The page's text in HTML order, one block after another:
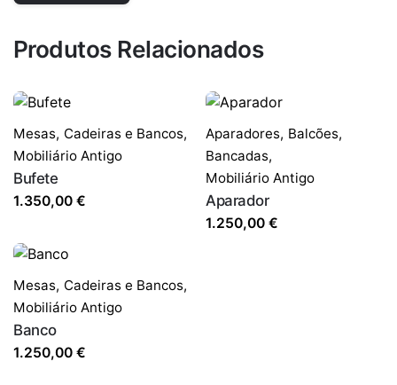
Produtos Relacionados
Mesas, Cadeiras e Bancos,
Mobiliário Antigo
Bufete
1.350,00 €
Aparadores, Balcões,
Bancadas,
Mobiliário Antigo
Aparador
1.250,00 €
Mesas, Cadeiras e Bancos,
Mobiliário Antigo
Banco
1.250,00 €